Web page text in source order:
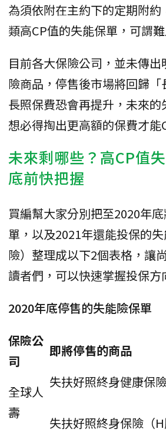
為須依附在主約下的定期附
類高CP值的失能保單，可謂難
目前各大保險公司，並未傳
險商品，停售後市場將回歸「
長照保費恐會再提升，未來的
想必得掏出更高額的保費才能
未來剩哪些？高CP值
底前快把握
買編幫大家分別把至2020年
單，以及2021年還能投保的
險）整理成以下2個表格，讓
讀者們，可以快速掌握投保方
2020年底停售的失能險保單
保險公
司
即將停售的商品
全球人
壽
失扶好照終身健康保
失扶好照終身保險（